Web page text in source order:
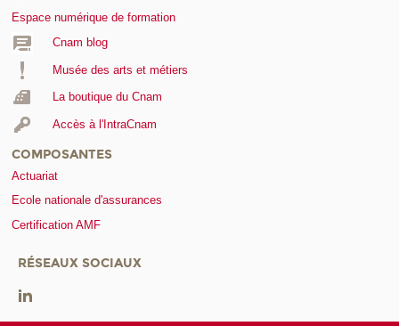
Espace numérique de formation
Cnam blog
Musée des arts et métiers
La boutique du Cnam
Accès à l'IntraCnam
COMPOSANTES
Actuariat
Ecole nationale d'assurances
Certification AMF
RÉSEAUX SOCIAUX